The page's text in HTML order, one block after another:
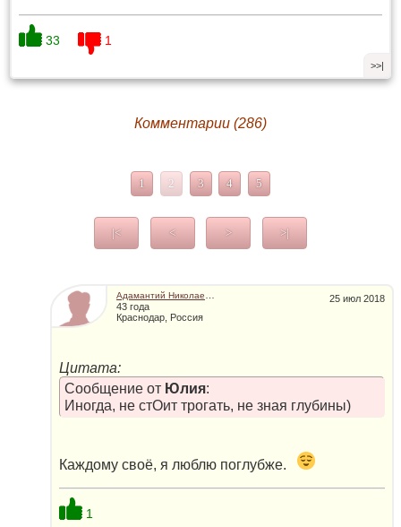
33 1
>>|
Комментарии (286)
1 2 3 4 5
|< < > >|
25 июл 2018
Адамантий Николаевич
43 года
Краснодар, Россия
Цитата:
Сообщение от Юлия:
Иногда, не стОит трогать, не зная глубины)
Каждому своё, я люблю поглубже.
1